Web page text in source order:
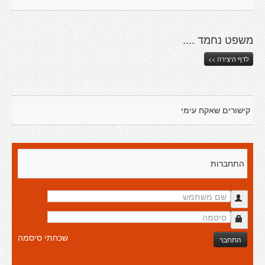
משפט נחמד ....
לדף היצירה >>
קישורים שאקח עימי
התחברות
התחבר שכחתי סיסמה